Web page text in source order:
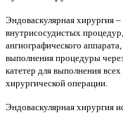
Эндоваскулярная хирургия
внутрисосудистых
ангиографического
выполнения процедуры
катетер для выполнения
хирургической операции.
Эндоваскулярная хирургия